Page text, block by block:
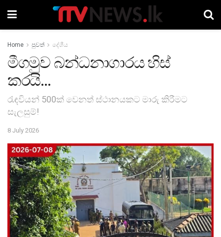
Home පුවත් දේශීය
මීගමුව බන්ධනාගාරය හිස්
කරයි…
රැඳවියන් 500ක් වෙනත් ස්ථානයකට මාරු කිරීමට
සැලසුම්!
8 July 2026